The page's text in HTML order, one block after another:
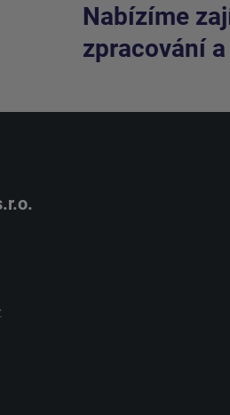
Nabízíme
zpracování